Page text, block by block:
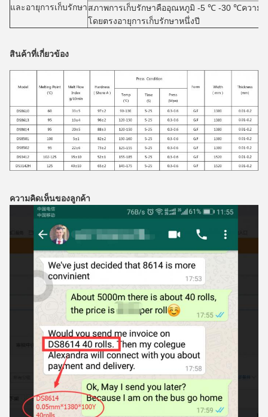
และอายุการเก็บรักษาสภาพการเก็บรักษาคืออุณหภูมิ -5 ℃ -30 ℃ความชื้
โดยตรงอายุการเก็บรักษาหนึ่งปี
สินค้าที่เกี่ยวข้อง
ความคิดเห็นของลูกค้า